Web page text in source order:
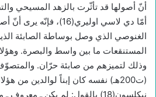
أنّ أصولها قد تأثّرت بالزهد المسيحي
أمّا دي لاسي اوليري(16)،
الغنوصي الذي وصل بوساطة الصابئة
المستنقعات ما بين واسط والبصرة.
(ت200هـ) نفسه كان إبناً لوالدين من
نيكلسون(18) بالقول: لم يكن ـ